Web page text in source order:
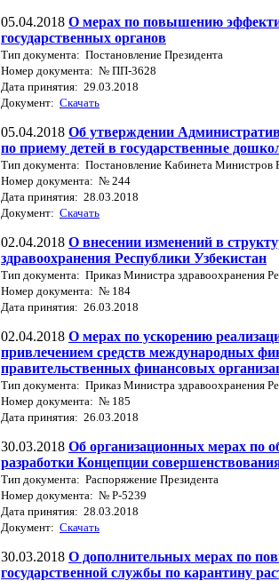
05.04.2018 О мерах по повышению
государственных органов
Тип документа: Постановление Президента
Номер документа: № ПП-3628
Дата принятия: 29.03.2018
Документ: Скачать
05.04.2018 Об утверждении
по приему детей в государственные
Тип документа: Постановление Кабинета Министров
Номер документа: № 244
Дата принятия: 28.03.2018
Документ: Скачать
02.04.2018 О внесении изменений в
здравоохранения Республики Узбекистан
Тип документа: Приказ Министра здравоохранения
Номер документа: № 184
Дата принятия: 26.03.2018
02.04.2018 О мерах по ускорению
привлечением средств международных
правительственных финансовых
Тип документа: Приказ Министра здравоохранения
Номер документа: № 185
Дата принятия: 26.03.2018
30.03.2018 Об организационных мерах по
разработки Концепции
Тип документа: Распоряжение Президента
Номер документа: № Р-5239
Дата принятия: 28.03.2018
Документ: Скачать
30.03.2018 О дополнительных мерах по
государственной службы по карантину